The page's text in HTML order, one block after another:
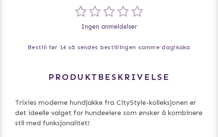
Ingen anmeldelser
Bestill før 14 så sendes bestillingen samme dag! kaka
PRODUKTBESKRIVELSE
Trixies moderne hundjakke fra CityStyle-kolleksjonen er
det ideelle valget for hundeeiere som ønsker å kombinere
stil med funksjonalitet!